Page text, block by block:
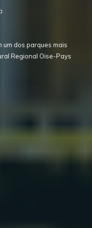
um dos parques mais
Regional Oise-Pays